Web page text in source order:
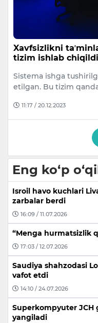
Xavfsizlikni
tizim ishlab chiqildi
Sistema ishga
etilgan. Bu tizim
11:17 / 20.12.2023
Eng ko‘p
Isroil havo kuchlari
zarbalar berdi
16:09 / 11.07.2026
“Menga hurmatsizlik
17:03 / 12.07.2026
Saudiya shahzodasi
vafot etdi
14:10 / 24.07.2026
Superkompyuter
yangiladi